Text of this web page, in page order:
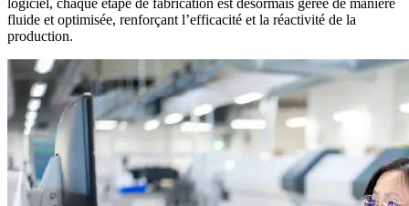
logiciel, chaque étape de fabrication est désormais gérée de manière
fluide et optimisée, renforçant l’efficacité et la réactivité de la
production.